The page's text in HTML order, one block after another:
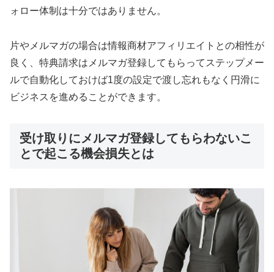
ォロー体制は十分ではありません。
片やメルマガの場合は情報商材アフィリエイトとの相性が
良く、特典請求はメルマガ登録してもらってステップメー
ルで自動化しておけば1度の設定で渡し忘れもなく円滑に
ビジネスを進めることができます。
受け取りにメルマガ登録してもらわないこ
とで起こる機会損失とは